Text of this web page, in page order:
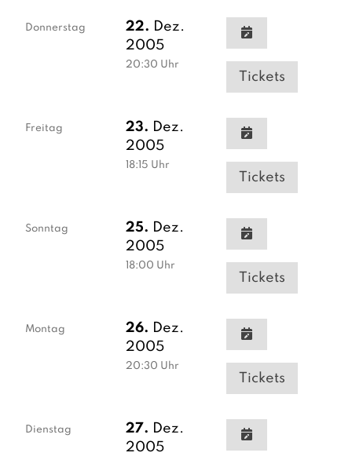
Donnerstag 22. Dez.
2005
20:30 Uhr
Tickets
Freitag 23. Dez.
2005
18:15 Uhr
Tickets
Sonntag 25. Dez.
2005
18:00 Uhr
Tickets
Montag 26. Dez.
2005
20:30 Uhr
Tickets
Dienstag 27. Dez.
2005